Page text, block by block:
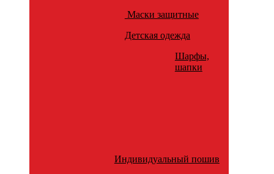
Маски защитные
Детская одежда
Шарфы,
шапки
Индивидуальный пошив